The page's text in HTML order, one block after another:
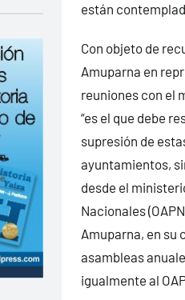
están
Con objeto de
Amuparna en
reuniones con el
“es el que debe
supresión de
ayuntamientos,
desde el
Nacionales
Amuparna, en su
asambleas
igualmente al